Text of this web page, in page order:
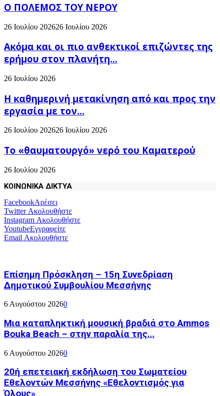
Ο ΠΟΛΕΜΟΣ ΤΟΥ ΝΕΡΟΥ
26 Ιουλίου 202626 Ιουλίου 2026
Ακόμα και οι πιο ανθεκτικοί επιζώντες της
ερήμου στον πλανήτη...
26 Ιουλίου 2026
H καθημερινή μετακίνηση από και προς την
εργασία με τον...
26 Ιουλίου 202626 Ιουλίου 2026
Το «θαυματουργό» νερό του Καματερού
26 Ιουλίου 2026
ΚΟΙΝΩΝΙΚΑ ΔΙΚΤΥΑ
FacebookΑρέσει
TwitterΑκολουθήστε
Instagram Ακολουθήστε
YoutubeΕγγραφείτε
Email Ακολουθήστε
Επίσημη Πρόσκληση – 15η Συνεδρίαση
Δημοτικού Συμβουλίου Μεσσήνης
6 Αυγούστου 20260
Μια καταπληκτική μουσική βραδιά στο Ammos
Bouka Beach – στην παραλία της...
6 Αυγούστου 20260
20ή επετειακή εκδήλωση του Σωματείου
Εθελοντών Μεσσήνης «Εθελοντισμός για
Όλους»